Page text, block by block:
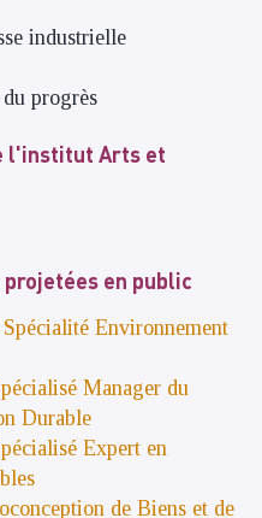
industrielle
progrès
l'institut Arts et
en public
Environnement
Manager du
Durable
Expert en
de Biens et de